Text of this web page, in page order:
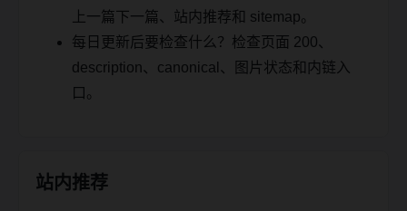
上一篇下一篇、站内推荐和 sitemap。
每日更新后要检查什么？检查页面 200、
description、canonical、图片状态和内链入
口。
站内推荐